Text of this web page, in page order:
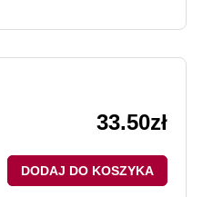
33.50zł
DODAJ DO KOSZYKA